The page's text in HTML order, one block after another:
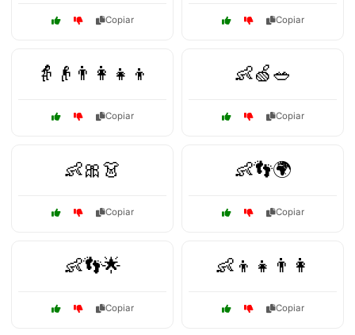
Copiar Copiar
👵👴👨‍👩‍👧‍👦
Copiar
👶🍏🥗
Copiar
👶🎀👗
Copiar
👶👣🌍
Copiar
👶👣🌟
Copiar
👶👦👧👨👩
Copiar